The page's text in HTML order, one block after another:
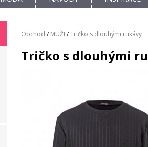
Obchod / MUŽI /Tričko s dlouhými rukávy
Tričko s dlouhými